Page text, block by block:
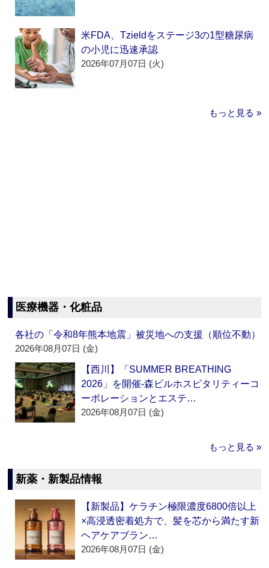
米FDA、Tzieldをステージ3の1型糖尿病
の小児に迅速承認
2026年07月07日 (火)
もっと見る »
医療機器・化粧品
各社の「令和8年熊本地震」被災地への支援（順位不動）
2026年08月07日 (金)
【西川】「SUMMER BREATHING
2026」を開催‐森ビルホスピタリティーコ
ーポレーションとエステ…
2026年08月07日 (金)
もっと見る »
新薬・新製品情報
【新製品】ケラチン極限濃度6800倍以上
×高浸透密着処方で、髪を芯から満たす新
ヘアケアブラン…
2026年08月07日 (金)